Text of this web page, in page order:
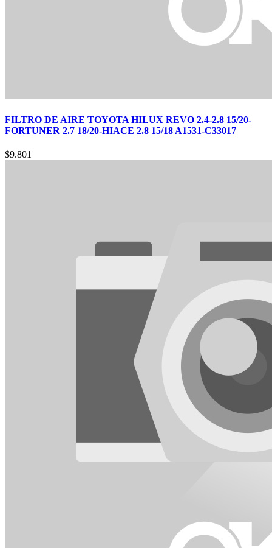
FILTRO DE AIRE TOYOTA HILUX REVO 2.4-2.8 15/20-
FORTUNER 2.7 18/20-HIACE 2.8 15/18 A1531-C33017
$9.801